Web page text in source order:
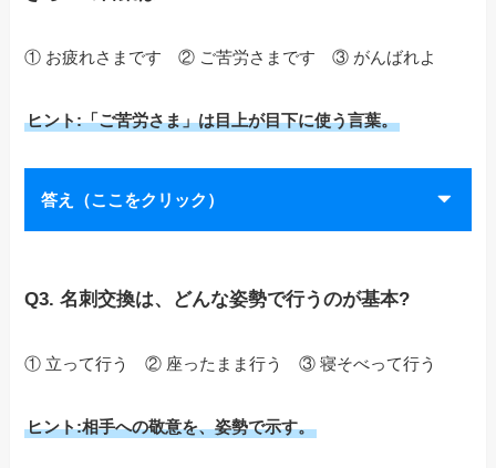
① お疲れさまです ② ご苦労さまです ③ がんばれよ
ヒント:「ご苦労さま」は目上が目下に使う言葉。
答え（ここをクリック）
Q3. 名刺交換は、どんな姿勢で行うのが基本?
① 立って行う ② 座ったまま行う ③ 寝そべって行う
ヒント:相手への敬意を、姿勢で示す。